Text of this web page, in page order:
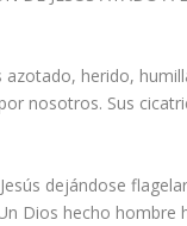
herido,
nosotros. Sus
dejándose
Dios hecho hombre